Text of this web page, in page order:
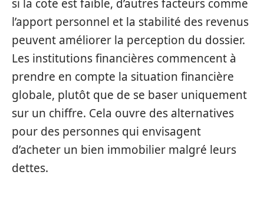
si la cote est faible, d’autres facteurs comme
l’apport personnel et la stabilité des revenus
peuvent améliorer la perception du dossier.
Les institutions financières commencent à
prendre en compte la situation financière
globale, plutôt que de se baser uniquement
sur un chiffre. Cela ouvre des alternatives
pour des personnes qui envisagent
d’acheter un bien immobilier malgré leurs
dettes.